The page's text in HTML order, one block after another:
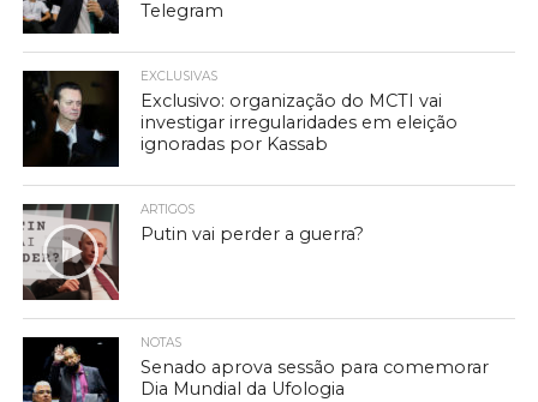
Telegram
EXCLUSIVAS
Exclusivo: organização do MCTI vai
investigar irregularidades em eleição
ignoradas por Kassab
ARTIGOS
Putin vai perder a guerra?
NOTAS
Senado aprova sessão para comemorar
Dia Mundial da Ufologia